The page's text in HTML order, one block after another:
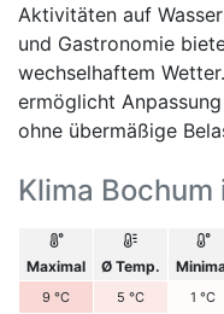
Aktivitäten auf
und Gastronomie
wechselhaftem
ermöglicht
ohne übermäßige
Klima Bochum
Maximal Ø Temp.
9 °C 5 °C 1 °C